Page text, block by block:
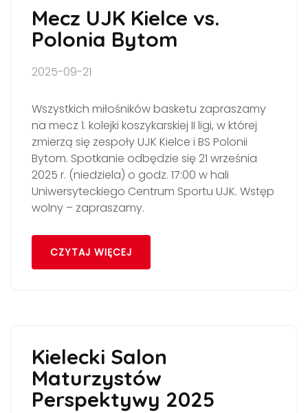
Mecz UJK Kielce vs.
Polonia Bytom
2025-09-21
Wszystkich miłośników basketu zapraszamy
na mecz 1. kolejki koszykarskiej II ligi, w której
zmierzą się zespoły UJK Kielce i BS Polonii
Bytom. Spotkanie odbędzie się 21 września
2025 r. (niedziela) o godz. 17:00 w hali
Uniwersyteckiego Centrum Sportu UJK. Wstęp
wolny – zapraszamy.
CZYTAJ WIĘCEJ
Kielecki Salon
Maturzystów
Perspektywy 2025